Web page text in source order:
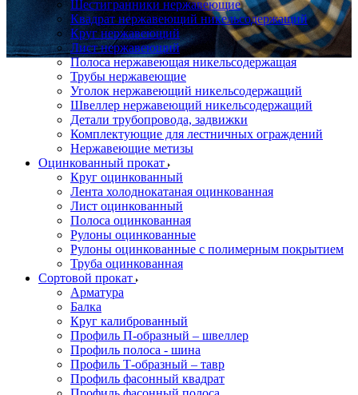
Шестигранники нержавеющие
Квадрат нержавеющий никельсодержащий
Круг нержавеющий
Лист нержавеющий
Полоса нержавеющая никельсодержащая
Трубы нержавеющие
Уголок нержавеющий никельсодержащий
Швеллер нержавеющий никельсодержащий
Детали трубопровода, задвижки
Комплектующие для лестничных ограждений
Нержавеющие метизы
Оцинкованный прокат
Круг оцинкованный
Лента холоднокатаная оцинкованная
Лист оцинкованный
Полоса оцинкованная
Рулоны оцинкованные
Рулоны оцинкованные с полимерным покрытием
Труба оцинкованная
Сортовой прокат
Арматура
Балка
Круг калиброванный
Профиль П-образный – швеллер
Профиль полоса - шина
Профиль Т-образный – тавр
Профиль фасонный квадрат